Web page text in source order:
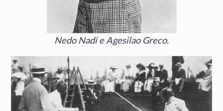
Nedo Nadi e Agesilao Greco.